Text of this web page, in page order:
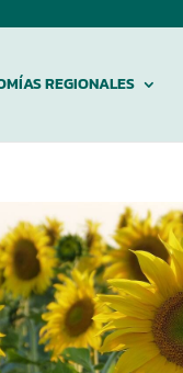
REGIONALES